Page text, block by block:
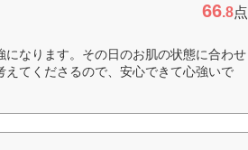
66.8点
なります。その日のお肌の状態に合わせ
てくださるので、安心できて心強いで